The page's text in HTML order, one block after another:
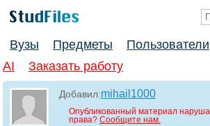
Вузы Предметы Пользователи
AI
Заказать работу
Добавил:mihail1000
Опубликованный материал
права? Сообщите нам.